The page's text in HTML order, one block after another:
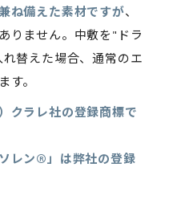
ね備えた素材ですが、
りません。中敷を"ドラ
替えた場合、通常のエ
す。
クラレ社の登録商標で
レン®」は弊社の登録